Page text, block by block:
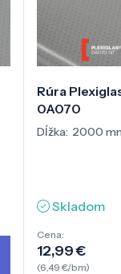
Rúra
0A070
Dĺžka: 2000
Skladom
Cena:
12,99 €
(6,49 €/bm)